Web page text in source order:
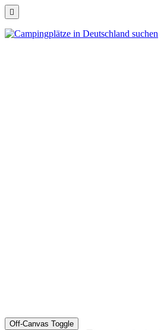
Off-Canvas Toggle